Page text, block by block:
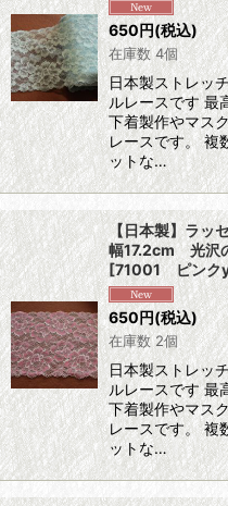
650円(税込)
在庫数 4個
日本製ストレッ
ルレースです 最
下着製作やマス
レースです。 複
ットな…
【日本製】ラ
幅17.2cm 光
[71001 ピンク
650円(税込)
在庫数 2個
日本製ストレッ
ルレースです 最
下着製作やマス
レースです。 複
ットな…